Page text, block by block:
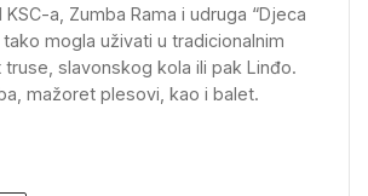
a, Zumba Rama i udruga “Djeca
tako mogla uživati u tradicionalnim
slavonskog kola ili pak Linđo.
mažoret plesovi, kao i balet.